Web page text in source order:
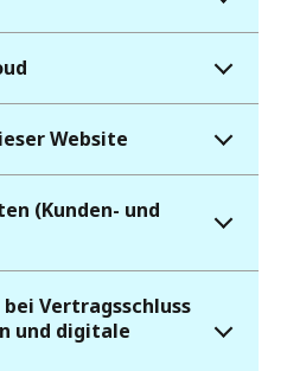
Website
(Kunden- und
Vertragsschluss
und digitale